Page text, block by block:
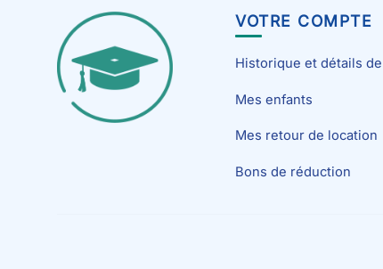
VOTRE COMPTE
Historique et détails
Mes enfants
Mes retour de location
Bons de réduction